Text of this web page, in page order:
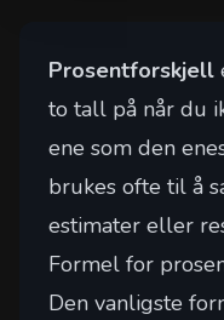
Prosentforskjell
to tall på når du
ene som den
brukes ofte til å
estimater eller
Formel for
Den vanligste